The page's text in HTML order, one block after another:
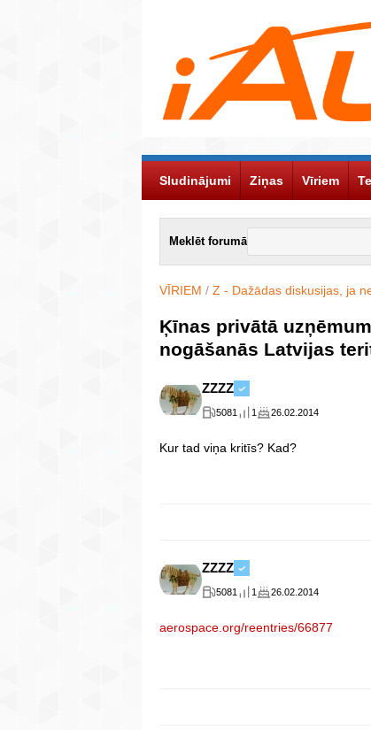
Sludinājumi Ziņas Vīriem
Meklēt forumā
VĪRIEM / Z - Dažādas diskusijas, ja
Ķīnas privātā
nogāšanās Latvijas
ZZZZ
5081 1 26.02.2014
Kur tad viņa kritīs? Kad?
ZZZZ
5081 1 26.02.2014
aerospace.org/reentries/66877